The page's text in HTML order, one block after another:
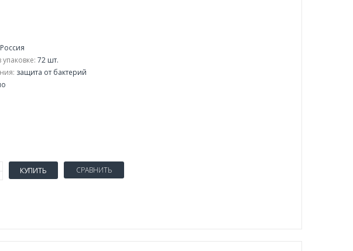
Россия
72 шт.
защита от бактерий
КУПИТЬ СРАВНИТЬ